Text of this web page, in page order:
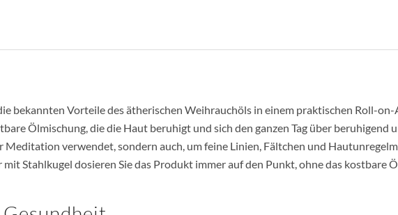
bekannten Vorteile des ätherischen Weihrauchöls in einem praktischen Roll-
Ölmischung, die die Haut beruhigt und sich den ganzen Tag über
verwendet, sondern auch, um feine Linien, Fältchen und
Stahlkugel dosieren Sie das Produkt immer auf den Punkt, ohne das kostbare